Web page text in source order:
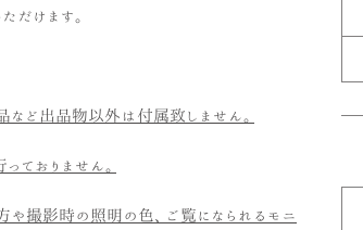
だけます。
など出品物以外は付属致しません。
ておりません。
撮影時の照明の色、ご覧になられるモニ